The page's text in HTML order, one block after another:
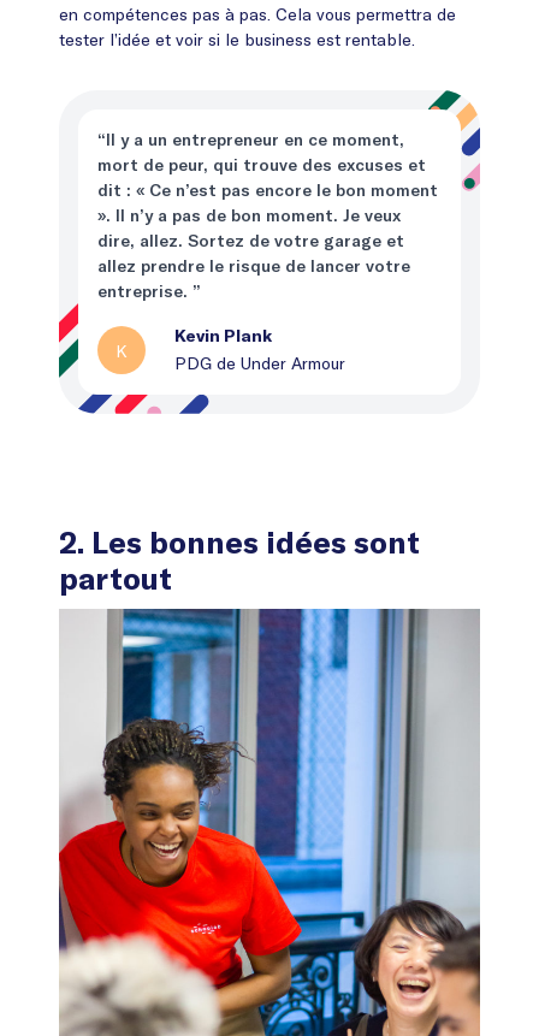
en compétences pas à pas. Cela vous permettra de
tester l’idée et voir si le business est rentable.
“Il y a un entrepreneur en ce moment,
mort de peur, qui trouve des excuses et
dit : « Ce n’est pas encore le bon moment
». Il n’y a pas de bon moment. Je veux
dire, allez. Sortez de votre garage et
allez prendre le risque de lancer votre
entreprise. ”
K
Kevin Plank
PDG de Under Armour
2. Les bonnes idées sont
partout